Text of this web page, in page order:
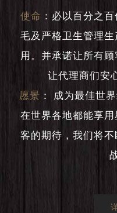
使命 ： 必以百分之
毛及严格卫生管理
用。并承诺让所有
让代理商们安
愿景 ：
成为最佳世
在世界各地都能享
客的期待，我们将